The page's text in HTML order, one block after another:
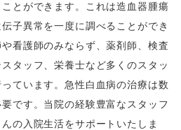
とができます。これは造血器腫瘍
子異常を一度に調べることができ
看護師のみならず、薬剤師、検査
タッフ、栄養士など多くのスタッ
ています。急性白血病の治療は数
です。当院の経験豊富なスタッフ
の入院生活をサポートいたしま